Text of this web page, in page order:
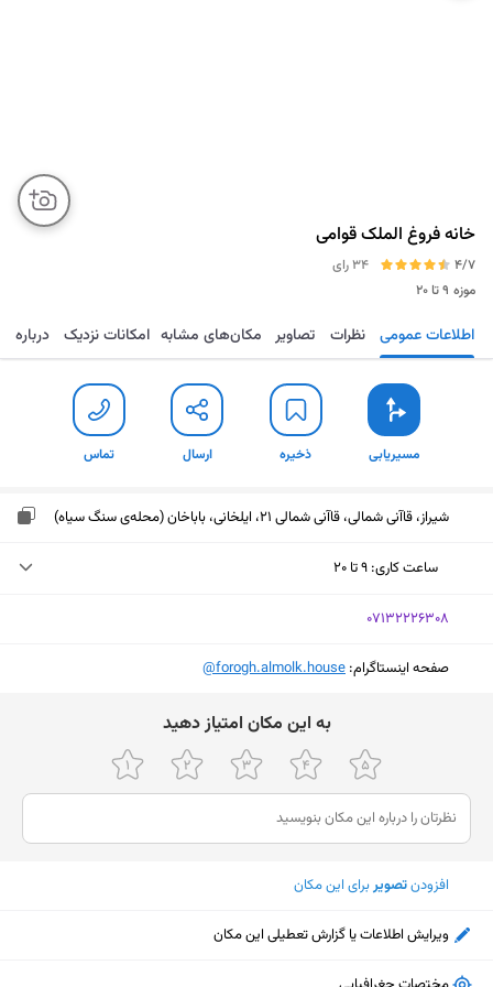
خانه فروغ الملک قوامی
4/7
34 رای
موزه ۹ تا ۲۰
مسیریابی ذخیره ارسال تماس اطلاعات عمومی نظرات تصاویر مکان‌های مشابه امکانات نزدیک درباره
مسیریابی ذخیره ارسال تماس
شیراز، قاآنی شمالی، قاآنی شمالی 21، ایلخانی، باباخان (محله‌ی سنگ سیاه)
ساعت کاری: ۹ تا ۲۰
چهارشنبه (امروز)
یکشنبه
۹ تا ۲۰
دوشنبه
۹ تا ۲۰
سه‌شنبه
‎07132226308
صفحه اینستاگرام: ‎@forogh.almolk.house
ﺑﻪ اﯾﻦ ﻣﮑﺎن اﻣﺘﯿﺎز دﻫﯿﺪ
افزودنتصویربرای این مکان
ویرایش اطلاعات یا گزارش تعطیلی این مکان